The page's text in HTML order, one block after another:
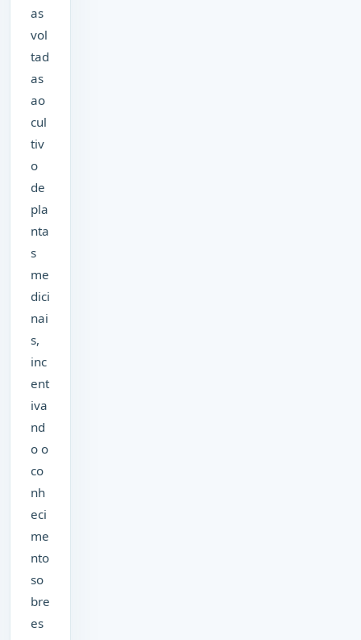
as
vol
tad
as
ao
cul
tiv
o
de
pla
nta
s
me
dici
nai
s,
inc
ent
iva
nd
o o
co
nh
eci
me
nto
so
bre
es